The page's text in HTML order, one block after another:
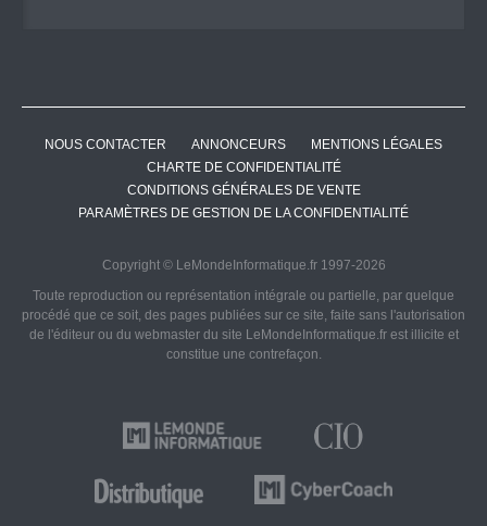
NOUS CONTACTER ANNONCEURS
MENTIONS LÉGALES
CHARTE DE CONFIDENTIALITÉ
CONDITIONS GÉNÉRALES DE VENTE
PARAMÈTRES DE GESTION DE LA CONFIDENTIALITÉ
Copyright © LeMondeInformatique.fr 1997-2026
Toute reproduction ou représentation intégrale ou partielle, par quelque
procédé que ce soit, des pages publiées sur ce site, faite sans l'autorisation
de l'éditeur ou du webmaster du site LeMondeInformatique.fr est illicite et
constitue une contrefaçon.